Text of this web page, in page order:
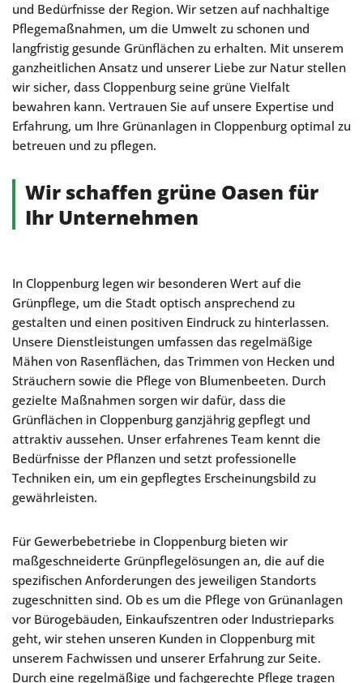
und Bedürfnisse der Region. Wir setzen auf nachhaltige
Pflegemaßnahmen, um die Umwelt zu schonen und
langfristig gesunde Grünflächen zu erhalten. Mit unserem
ganzheitlichen Ansatz und unserer Liebe zur Natur stellen
wir sicher, dass Cloppenburg seine grüne Vielfalt
bewahren kann. Vertrauen Sie auf unsere Expertise und
Erfahrung, um Ihre Grünanlagen in Cloppenburg optimal zu
betreuen und zu pflegen.
Wir schaffen grüne Oasen für
Ihr Unternehmen
In Cloppenburg legen wir besonderen Wert auf die
Grünpflege, um die Stadt optisch ansprechend zu
gestalten und einen positiven Eindruck zu hinterlassen.
Unsere Dienstleistungen umfassen das regelmäßige
Mähen von Rasenflächen, das Trimmen von Hecken und
Sträuchern sowie die Pflege von Blumenbeeten. Durch
gezielte Maßnahmen sorgen wir dafür, dass die
Grünflächen in Cloppenburg ganzjährig gepflegt und
attraktiv aussehen. Unser erfahrenes Team kennt die
Bedürfnisse der Pflanzen und setzt professionelle
Techniken ein, um ein gepflegtes Erscheinungsbild zu
gewährleisten.
Für Gewerbebetriebe in Cloppenburg bieten wir
maßgeschneiderte Grünpflegelösungen an, die auf die
spezifischen Anforderungen des jeweiligen Standorts
zugeschnitten sind. Ob es um die Pflege von Grünanlagen
vor Bürogebäuden, Einkaufszentren oder Industrieparks
geht, wir stehen unseren Kunden in Cloppenburg mit
unserem Fachwissen und unserer Erfahrung zur Seite.
Durch eine regelmäßige und fachgerechte Pflege tragen